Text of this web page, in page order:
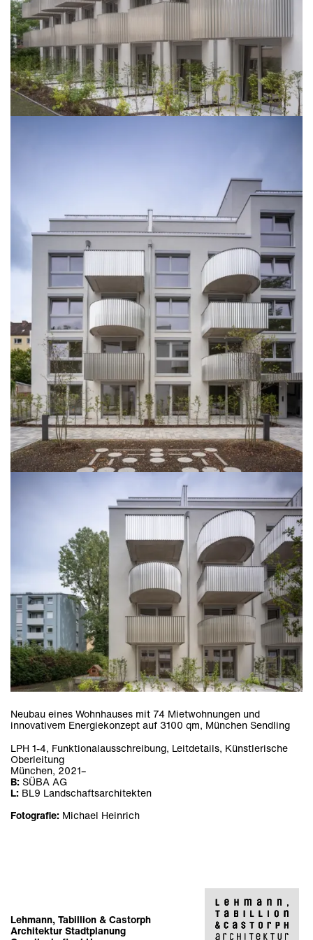
Neubau eines Wohnhauses mit 74 Mietwohnungen und
innovativem Energiekonzept auf 3100 qm, München Sendling
LPH 1-4, Funktionalausschreibung, Leitdetails, Künstlerische
Oberleitung
München, 2021–
B:SÜBA AG
L: BL9 Landschaftsarchitekten
Fotografie: Michael Heinrich
Lehmann, Tabillion & Castorph
Architektur Stadtplanung